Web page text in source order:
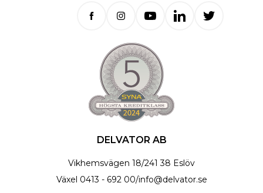
DELVATOR AB
Vikhemsvägen 18/241 38 Eslöv
Växel 0413 - 692 00/info@delvator.se